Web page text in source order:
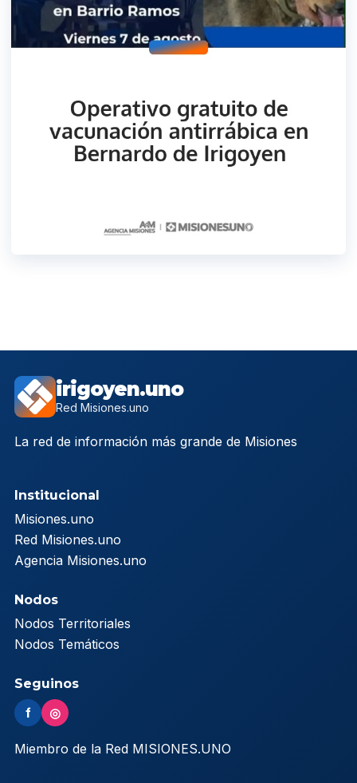
irigoyen.uno
Red Misiones.uno
La red de información más grande de Misiones
Institucional
Misiones.uno
Red Misiones.uno
Agencia Misiones.uno
Nodos
Nodos Territoriales
Nodos Temáticos
Seguinos
f ◎
Miembro de la Red MISIONES.UNO